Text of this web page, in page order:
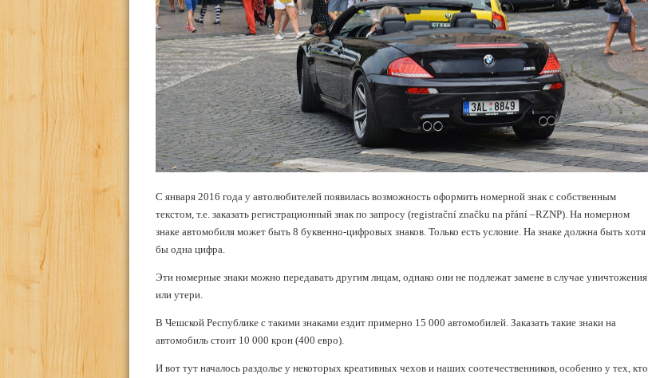
С января 2016 года у автолюбителей появилась возможность оформить номерной знак с собственным
текстом, т.е. заказать регистрационный знак по запросу (registrační značku na přání –RZNP). На номерном
знаке автомобиля может быть 8 буквенно-цифровых знаков. Только есть условие. На знаке должна быть хотя
бы одна цифра.
Эти номерные знаки можно передавать другим лицам, однако они не подлежат замене в случае уничтожения
или утери.
В Чешской Республике с такими знаками ездит примерно 15 000 автомобилей. Заказать такие знаки на
автомобиль стоит 10 000 крон (400 евро).
И вот тут началось раздолье у некоторых креативных чехов и наших соотечественников, особенно у тех, кто